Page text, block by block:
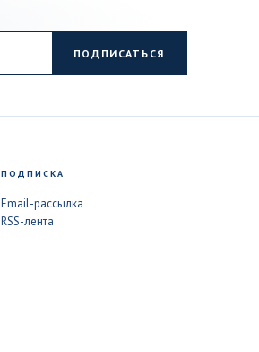
ПОДПИСАТЬСЯ
ПОДПИСКА
Email-рассылка
RSS-лента